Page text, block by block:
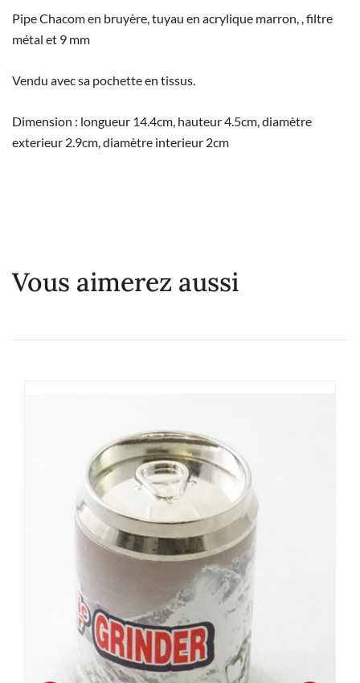
Pipe Chacom en bruyère, tuyau en acrylique marron, , filtre
métal et 9 mm
Vendu avec sa pochette en tissus.
Dimension : longueur 14.4cm, hauteur 4.5cm, diamètre
exterieur 2.9cm, diamètre interieur 2cm
Vous aimerez aussi